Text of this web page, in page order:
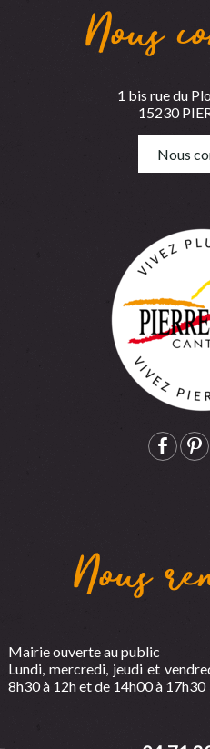
Nous
1 bis rue du
15230
Nous
Nous
Mairie ouverte au public
Lundi, mercredi, jeudi et
8h30 à 12h et de 14h00 à 17h30